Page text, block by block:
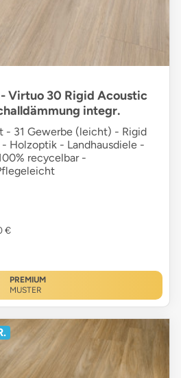
Virtuo 30 Rigid Acoustic
integr.
- 31 Gewerbe (leicht) - Rigid
Holzoptik - Landhausdiele -
recycelbar -
€
PREMIUM
MUSTER